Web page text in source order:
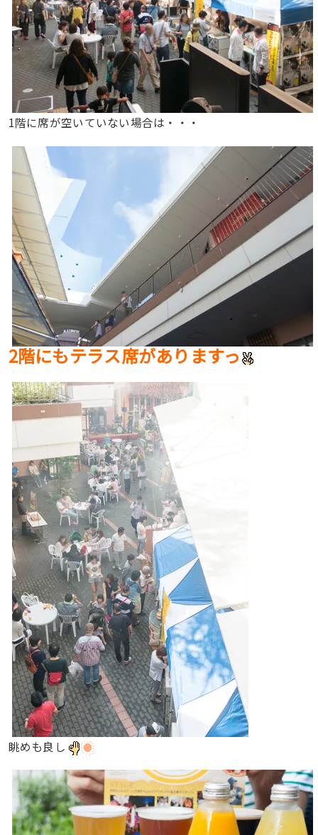
1階に席が空いていない場合は・・・
2階にもテラス席がありますっ
眺めも良し